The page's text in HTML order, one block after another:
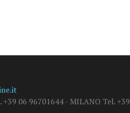
06 96701644 - MILANO Tel.